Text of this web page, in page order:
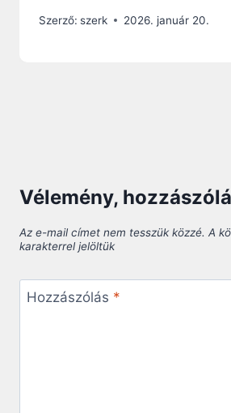
Szerző: szerk 2026. január 20.
Vélemény,
Az e-mail címet nem tesszük közzé. A
karakterrel jelöltük
Hozzászólás *